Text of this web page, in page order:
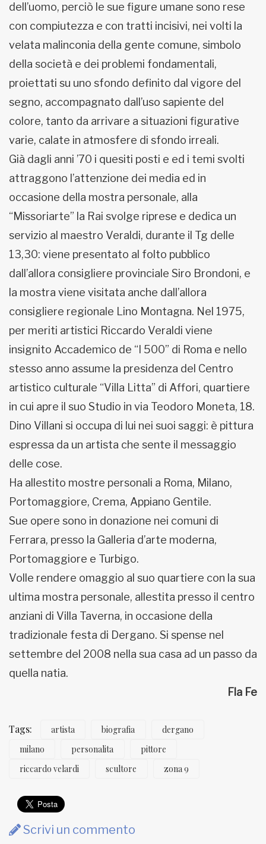
dell’uomo, perciò le sue figure umane sono rese
con compiutezza e con tratti incisivi, nei volti la
velata malinconia della gente comune, simbolo
della società e dei problemi fondamentali,
proiettati su uno sfondo definito dal vigore del
segno, accompagnato dall’uso sapiente del
colore, tanto da arrivare a situazioni figurative
varie, calate in atmosfere di sfondo irreali.
Già dagli anni ’70 i quesiti posti e ed i temi svolti
attraggono l’attenzione dei media ed in
occasione della mostra personale, alla
“Missoriarte” la Rai svolge riprese e dedica un
servizio al maestro Veraldi, durante il Tg delle
13,30: viene presentato al folto pubblico
dall’allora consigliere provinciale Siro Brondoni, e
la mostra viene visitata anche dall’allora
consigliere regionale Lino Montagna. Nel 1975,
per meriti artistici Riccardo Veraldi viene
insignito Accademico de “I 500” di Roma e nello
stesso anno assume la presidenza del Centro
artistico culturale “Villa Litta” di Affori, quartiere
in cui apre il suo Studio in via Teodoro Moneta, 18.
Dino Villani si occupa di lui nei suoi saggi: è pittura
espressa da un artista che sente il messaggio
delle cose.
Ha allestito mostre personali a Roma, Milano,
Portomaggiore, Crema, Appiano Gentile.
Sue opere sono in donazione nei comuni di
Ferrara, presso la Galleria d’arte moderna,
Portomaggiore e Turbigo.
Volle rendere omaggio al suo quartiere con la sua
ultima mostra personale, allestita presso il centro
anziani di Villa Taverna, in occasione della
tradizionale festa di Dergano. Si spense nel
settembre del 2008 nella sua casa ad un passo da
quella natia.
Fla Fe
Tags: artista biografia
dergano
milano
personalita
pittore
riccardo velardi
scultore zona 9
Scrivi un commento